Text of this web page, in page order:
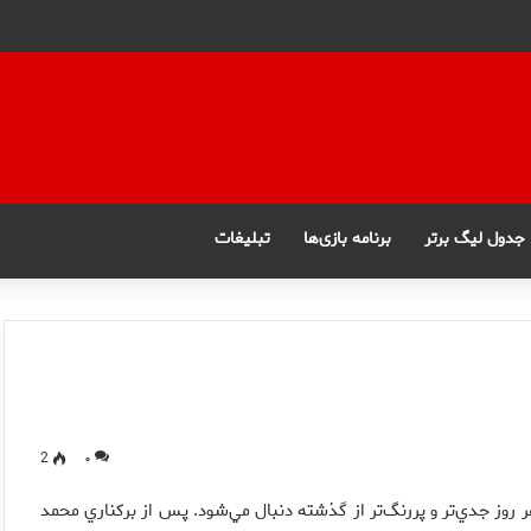
جدول لیگ برتر برنامه بازی‌ها تبلیغات
۰ 2
جدي‌تر و پر‌رنگ‌تر از گذشته دنبال مي‌شود. پس از بركناري محمد